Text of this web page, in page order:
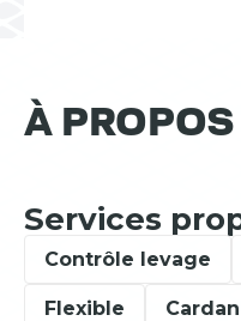
À PROPOS
Services
Contrôle levage
Flexible Cardan